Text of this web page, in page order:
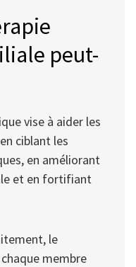
peut-
vise à aider les
ciblant les
en améliorant
et en fortifiant
le
membre